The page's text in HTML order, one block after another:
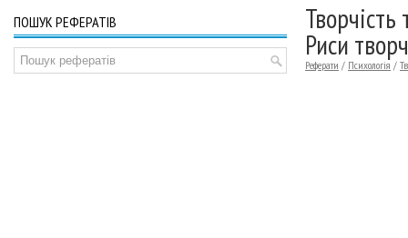
Риси
Реферати / Психологія /
ПОШУК РЕФЕРАТІВ